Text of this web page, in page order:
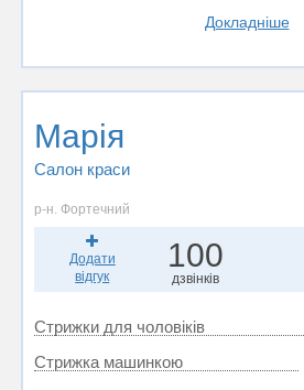
Докладніше
Maрія
Салон краси
р-н. Фортечний
Додати
відгук
100
дзвінків
Стрижки для чоловіків
Стрижка машинкою